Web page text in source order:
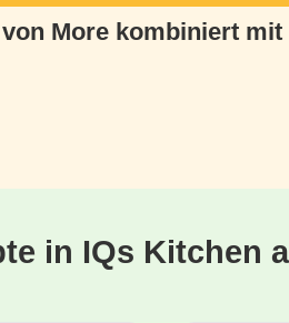
More kombiniert
in IQs Kitchen